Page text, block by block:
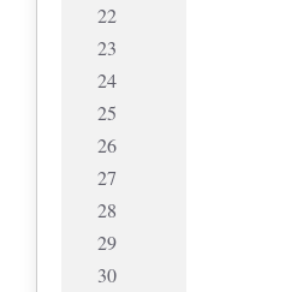
22
23
24
25
26
27
28
29
30